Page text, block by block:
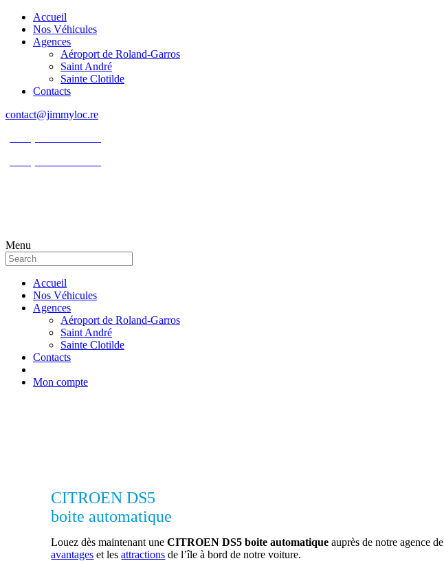
Accueil
Nos Véhicules
Agences
Aéroport de Roland-Garros
Saint André
Sainte Clotilde
Contacts
contact@jimmyloc.re
Menu
Accueil
Nos Véhicules
Agences
Aéroport de Roland-Garros
Saint André
Sainte Clotilde
Contacts
Mon compte
CITROEN DS5
boite automatique
Louez dès maintenant uneCITROEN DS5 boite automatiqueauprès de notre agence de
avantages et lesattractions de l’île à bord de notre voiture.